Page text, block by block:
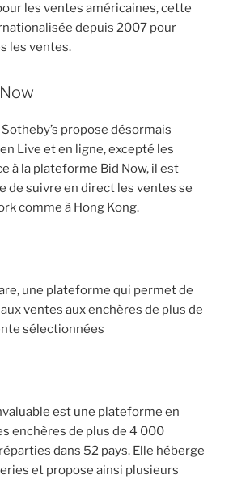
les ventes américaines, cette
depuis 2007 pour
les ventes.
propose désormais
Live et en ligne, excepté les
à la plateforme Bid Now, il est
de suivre en direct les ventes se
comme à Hong Kong.
une plateforme qui permet de
ventes aux enchères de plus de
sélectionnées
est une plateforme en
enchères de plus de 4 000
dans 52 pays. Elle héberge
et propose ainsi plusieurs